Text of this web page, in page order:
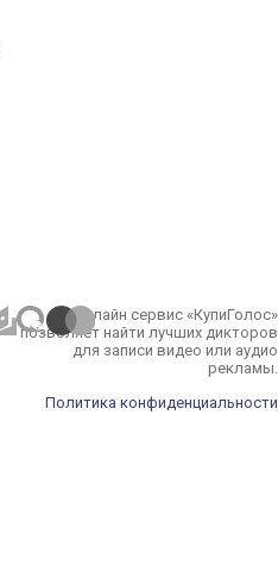
Онлайн сервис «КупиГолос»
позволяет найти лучших дикторов
для записи видео или аудио
рекламы.
Политика конфиденциальности